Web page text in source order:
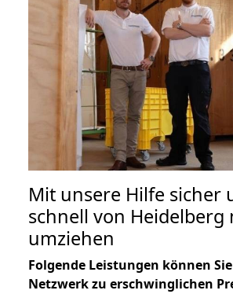
Mit unsere Hilfe sicher
schnell von Heidelberg
umziehen
Folgende Leistungen können
Netzwerk zu erschwinglichen